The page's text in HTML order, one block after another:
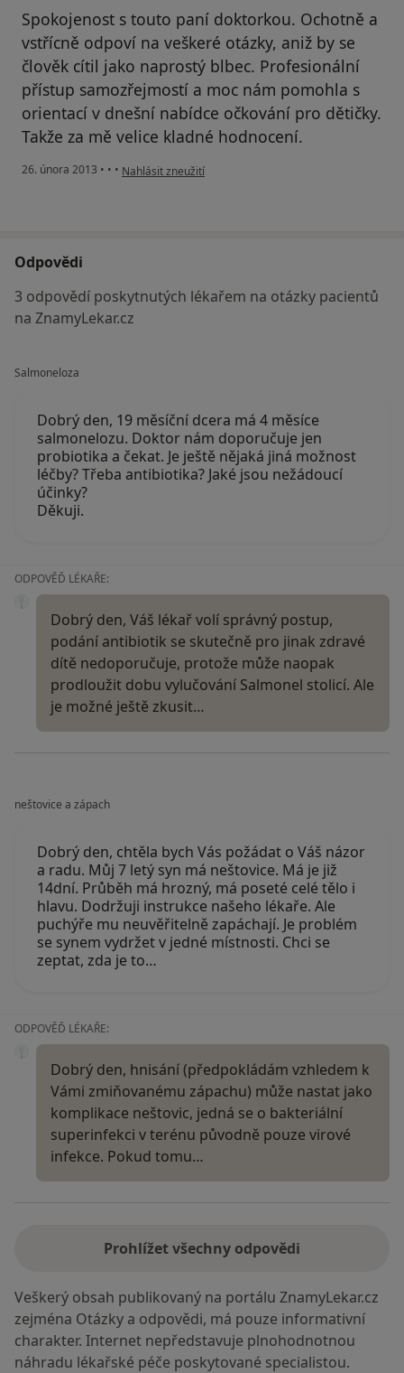
Spokojenost s touto paní doktorkou. Ochotně a
vstřícně odpoví na veškeré otázky, aniž by se
člověk cítil jako naprostý blbec. Profesionální
přístup samozřejmostí a moc nám pomohla s
orientací v dnešní nabídce očkování pro dětičky.
Takže za mě velice kladné hodnocení.
26. února 2013 • • • podle názoru uživatele Váš účet byl odstraněn
Nahlásit zneužití
Odpovědi
3 odpovědí poskytnutých lékařem na otázky pacientů
na ZnamyLekar.cz
Salmoneloza
Dobrý den, 19 měsíční dcera má 4 měsíce
salmonelozu. Doktor nám doporučuje jen
probiotika a čekat. Je ještě nějaká jiná možnost
léčby? Třeba antibiotika? Jaké jsou nežádoucí
účinky?
Děkuji.
ODPOVĚĎ LÉKAŘE:
Dobrý den, Váš lékař volí správný postup,
podání antibiotik se skutečně pro jinak zdravé
dítě nedoporučuje, protože může naopak
prodloužit dobu vylučování Salmonel stolicí. Ale
je možné ještě zkusit…
neštovice a zápach
Dobrý den, chtěla bych Vás požádat o Váš názor
a radu. Můj 7 letý syn má neštovice. Má je již
14dní. Průběh má hrozný, má poseté celé tělo i
hlavu. Dodržuji instrukce našeho lékaře. Ale
puchýře mu neuvěřitelně zapáchají. Je problém
se synem vydržet v jedné místnosti. Chci se
zeptat, zda je to…
ODPOVĚĎ LÉKAŘE:
Dobrý den, hnisání (předpokládám vzhledem k
Vámi zmiňovanému zápachu) může nastat jako
komplikace neštovic, jedná se o bakteriální
superinfekci v terénu původně pouze virové
infekce. Pokud tomu…
Prohlížet všechny odpovědi
Veškerý obsah publikovaný na portálu ZnamyLekar.cz
zejména Otázky a odpovědi, má pouze informativní
charakter. Internet nepředstavuje plnohodnotnou
náhradu lékařské péče poskytované specialistou.